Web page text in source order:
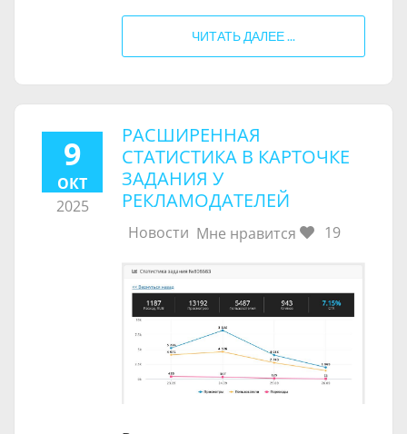
ЧИТАТЬ ДАЛЕЕ ...
9
ОКТ
2025
РАСШИРЕННАЯ
СТАТИСТИКА ​В КАРТОЧКЕ
ЗАДАНИЯ У
РЕКЛАМОДАТЕЛЕЙ
Новости Мне нравится 19